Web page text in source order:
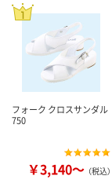
フォーク クロスサンダル
750
￥3,140～ （税込）